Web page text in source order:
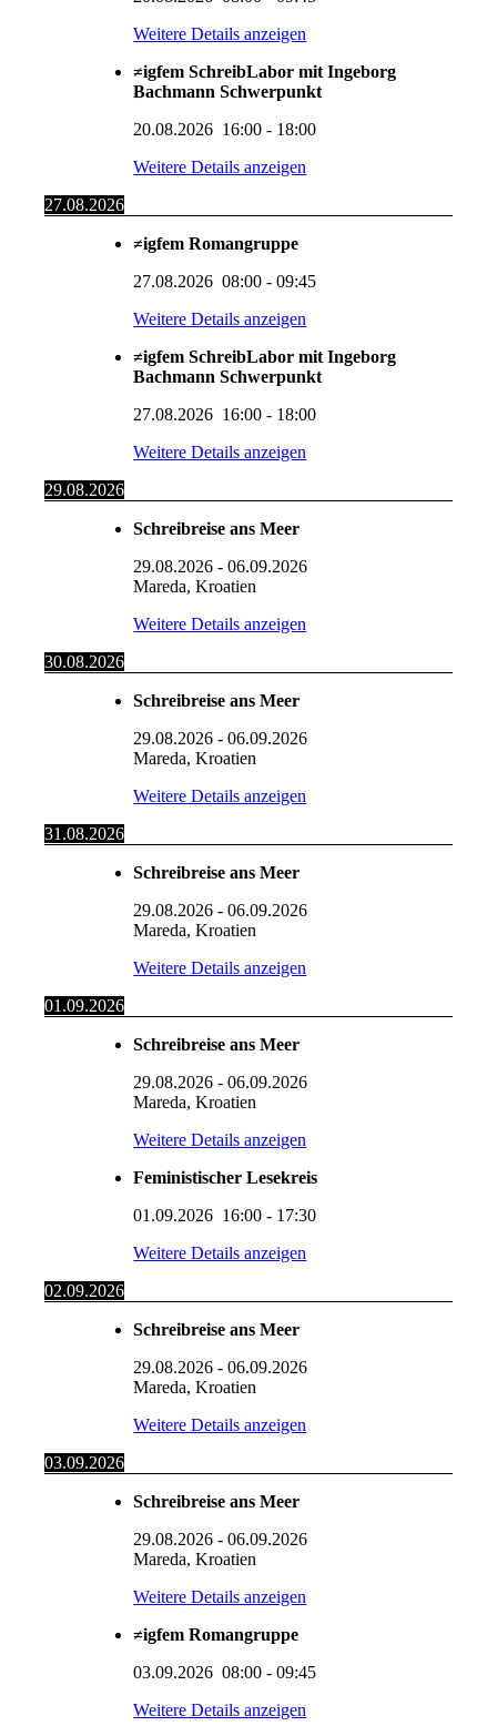
Weitere Details anzeigen
≠igfem SchreibLabor mit Ingeborg
Bachmann Schwerpunkt
20.08.2026 16:00 - 18:00
Weitere Details anzeigen
27.08.2026
≠igfem Romangruppe
27.08.2026 08:00 -09:45
Weitere Details anzeigen
≠igfem SchreibLabor mit Ingeborg
Bachmann Schwerpunkt
27.08.2026 16:00 - 18:00
Weitere Details anzeigen
29.08.2026
Schreibreise ans Meer
29.08.2026 -06.09.2026
Mareda, Kroatien
Weitere Details anzeigen
30.08.2026
Schreibreise ans Meer
29.08.2026 -06.09.2026
Mareda, Kroatien
Weitere Details anzeigen
31.08.2026
Schreibreise ans Meer
29.08.2026 -06.09.2026
Mareda, Kroatien
Weitere Details anzeigen
01.09.2026
Schreibreise ans Meer
29.08.2026 -06.09.2026
Mareda, Kroatien
Weitere Details anzeigen
Feministischer Lesekreis
01.09.2026 16:00 - 17:30
Weitere Details anzeigen
02.09.2026
Schreibreise ans Meer
29.08.2026 -06.09.2026
Mareda, Kroatien
Weitere Details anzeigen
03.09.2026
Schreibreise ans Meer
29.08.2026 -06.09.2026
Mareda, Kroatien
Weitere Details anzeigen
≠igfem Romangruppe
03.09.2026 08:00 -09:45
Weitere Details anzeigen